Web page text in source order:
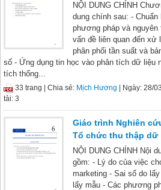
NỘI DUNG CHÍNH
dung chính sau: -
phương pháp và
vấn đề liên quan đến xử
phân phối tần suất và
số - Ứng dụng tin học vào phân tích dữ liệu
tích thống...
33 trang | Chia sẻ: Mịch Hương | Ngày: 28/
tải: 3
Giáo trình Nghiên
Tổ chức thu thập dữ
NỘI DUNG CHÍNH Nội
gồm: - Lý do của việc
marketing - Sai số do
lấy mẫu - Các phương